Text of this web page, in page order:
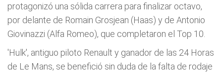
protagonizó una sólida carrera para finalizar octavo,
por delante de Romain Grosjean (Haas) y de Antonio
Giovinazzi (Alfa Romeo), que completaron el Top 10.
'Hulk', antiguo piloto Renault y ganador de las 24 Horas
de Le Mans, se benefició sin duda de la falta de rodaje